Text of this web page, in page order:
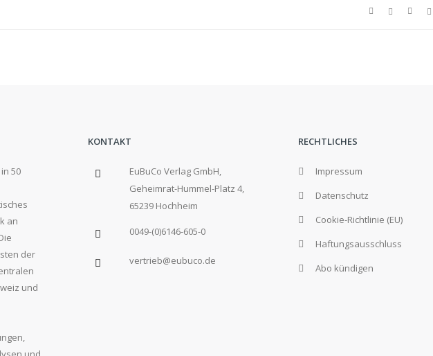
50
an
der
und
KONTAKT
EuBuCo Verlag GmbH,
Geheimrat-Hummel-Platz 4,
65239 Hochheim
0049-(0)6146-605-0
vertrieb@eubuco.de
RECHTLICHES
Impressum
Datenschutz
Cookie-Richtlinie (EU)
Haftungsausschluss
Abo kündigen